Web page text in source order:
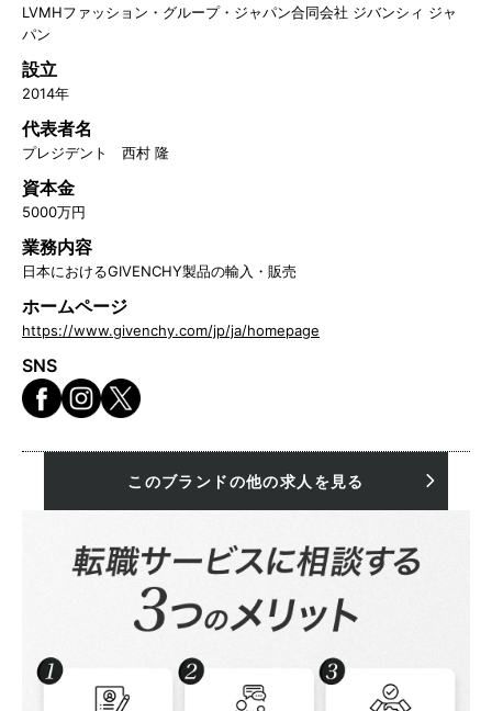
LVMHファッション・グループ・ジャパン合同会社 ジバンシィ ジャ
パン
設立
2014年
代表者名
プレジデント 西村 隆
資本金
5000万円
業務内容
日本におけるGIVENCHY製品の輸入・販売
ホームページ
https://www.givenchy.com/jp/ja/homepage
SNS
このブランドの他の求人を見る